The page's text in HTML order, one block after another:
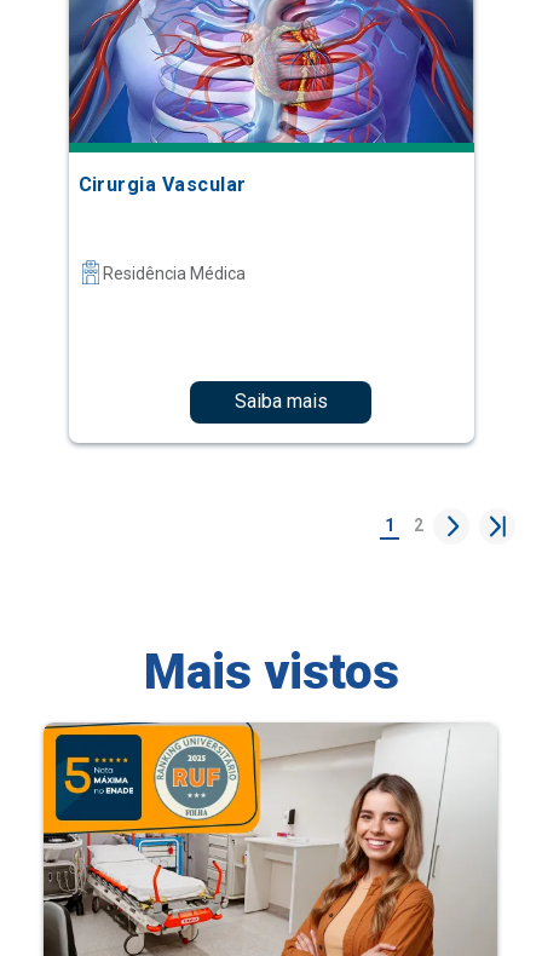
Cirurgia Vascular
Residência Médica
Saiba mais
1 2
Mais vistos